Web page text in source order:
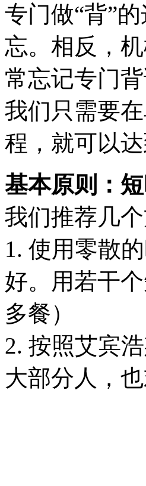
专门做“背”
忘。相反，
常忘记专门
我们只需要
程，就可以
基本原则：
我们推荐几
1. 使用零散
好。用若干
多餐）
2. 按照艾宾
大部分人，